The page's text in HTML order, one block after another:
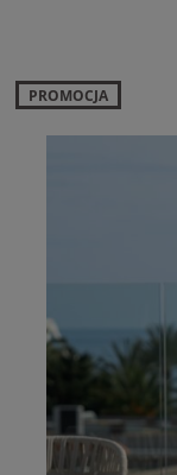
PROMOCJA